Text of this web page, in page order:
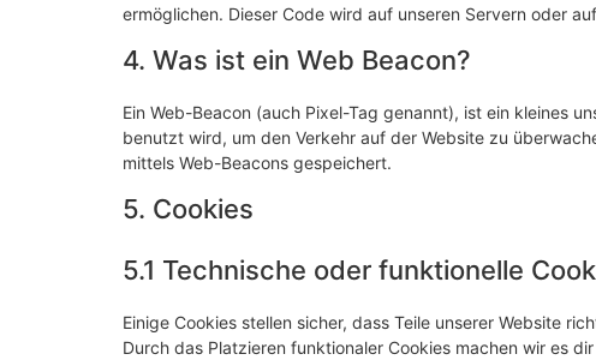
ermöglichen. Dieser Code wird auf unseren Servern oder
4. Was ist ein Web Beacon?
Ein Web-Beacon (auch Pixel-Tag genannt), ist ein kleines
benutzt wird, um den Verkehr auf der Website zu
mittels Web-Beacons gespeichert.
5. Cookies
5.1 Technische oder funktionelle
Einige Cookies stellen sicher, dass Teile unserer Website
Durch das Platzieren funktionaler Cookies machen wir es